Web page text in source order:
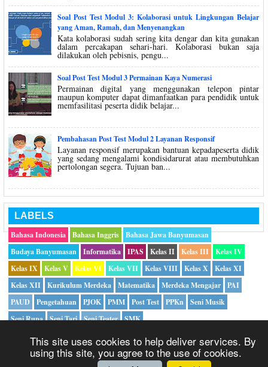
Soal Post Test Modul 3: Kolaborasi untuk Lingkungan Belajar
yang Aman, Ramah, dan Menyenangkan
Kata kolaborasi sudah sering kita dengar dan kita gunakan
dalam percakapan sehari-hari. Kolaborasi bukan saja
dilakukan oleh pebisnis, pengu...
Soal Post Test Modul 3 Permainan Kaya Numerasi
Permainan digital yang menggunakan telepon pintar
maupun komputer dapat dimanfaatkan para pendidik untuk
memfasilitasi peserta didik belajar...
Pembahasan Post Test Modul 2 Layanan Responsif
Layanan responsif merupakan bantuan kepadapeserta didik
yang sedang mengalami kondisidarurat atau membutuhkan
pertolongan segera. Tujuan ban...
LABELS
Bahasa Indonesia
Bahasa Inggris
Bahasa Jawa Banyumasan
Budaya Banyumasan
Informatika IPAS Kelas II Kelas III
Kelas IV
Kelas IX
Kelas V Kelas VI Kelas VII Kelas VIII Kelas X
Kelas XI
Kelas XII
Kurikulum Merdeka Matematika Merdeka Mengajar
PAI
PAUD
Pengetahuan PJOK PMM Post Test PPKn
Seni Musik
Seni Rupa
Seni Tari Seni Teater SMK
2026| Mikirbae.com- All Rights Reserved |Privacy Policy
This site uses cookies to help deliver services. By
using this site, you agree to the use of cookies.